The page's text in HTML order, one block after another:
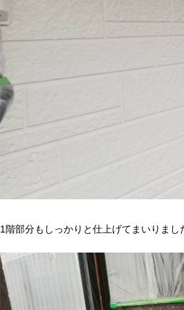
1階部分もしっかりと仕上げてまいりまし